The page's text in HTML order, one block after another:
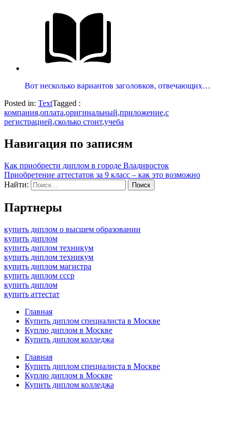
Вот несколько вариантов заголовков, отвечающих…
Posted in: TextTagged :
компания,оплата,оригинальный,приложение,с
регистрацией,сколько стоит,учеба
Навигация по записям
Как приобрести диплом в городе Владивосток
Приобретение аттестатов за 9 класс – как это возможно
Найти:
Партнеры
купить диплом о высшем образовании
купить диплом
купить диплом техникум
купить диплом техникум
купить диплом магистра
купить диплом ссср
купить диплом
купить аттестат
Главная
Купить диплом специалиста в Москве
Куплю диплом в Москве
Купить диплом колледжа
Главная
Купить диплом специалиста в Москве
Куплю диплом в Москве
Купить диплом колледжа